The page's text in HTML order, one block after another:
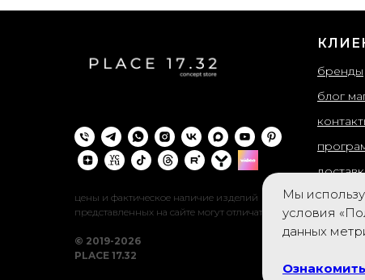
цены и фактическое наличие изделий
представленных на сайте могут отличатся
© 2019-2026
PLACE 17.32
бренды
блог
Мы
условия
данных